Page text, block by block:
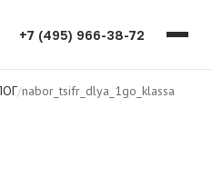
+7 (495) 966-38-72
/nabor_tsifr_dlya_1go_klassa